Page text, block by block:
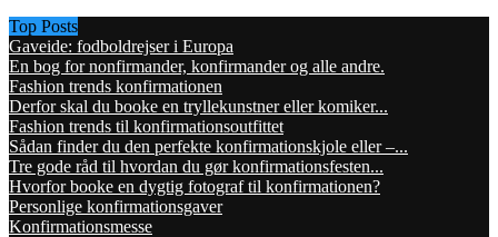
Top Posts
Gaveide: fodboldrejser i Europa
En bog for nonfirmander, konfirmander og alle andre.
Fashion trends konfirmationen
Derfor skal du booke en tryllekunstner eller komiker...
Fashion trends til konfirmationsoutfittet
Sådan finder du den perfekte konfirmationskjole eller –...
Tre gode råd til hvordan du gør konfirmationsfesten...
Hvorfor booke en dygtig fotograf til konfirmationen?
Personlige konfirmationsgaver
Konfirmationsmesse